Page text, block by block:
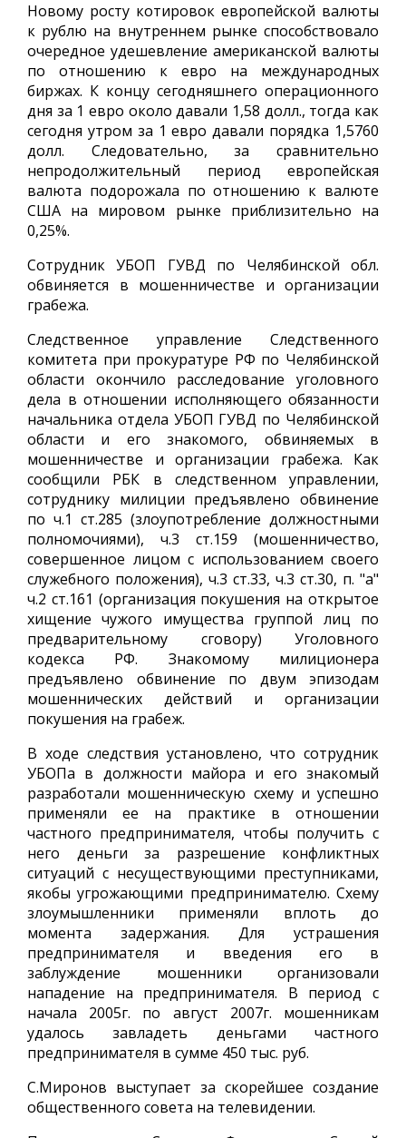
Новому росту котировок европейской валюты
к рублю на внутреннем рынке способствовало
очередное удешевление американской валюты
по отношению к евро на международных
биржах. К концу сегодняшнего операционного
дня за 1 евро около давали 1,58 долл., тогда как
сегодня утром за 1 евро давали порядка 1,5760
долл. Следовательно, за сравнительно
непродолжительный период европейская
валюта подорожала по отношению к валюте
США на мировом рынке приблизительно на
0,25%.
Сотрудник УБОП ГУВД по Челябинской обл.
обвиняется в мошенничестве и организации
грабежа.
Следственное управление Следственного
комитета при прокуратуре РФ по Челябинской
области окончило расследование уголовного
дела в отношении исполняющего обязанности
начальника отдела УБОП ГУВД по Челябинской
области и его знакомого, обвиняемых в
мошенничестве и организации грабежа. Как
сообщили РБК в следственном управлении,
сотруднику милиции предъявлено обвинение
по ч.1 ст.285 (злоупотребление должностными
полномочиями), ч.3 ст.159 (мошенничество,
совершенное лицом с использованием своего
служебного положения), ч.3 ст.33, ч.3 ст.30, п. "а"
ч.2 ст.161 (организация покушения на открытое
хищение чужого имущества группой лиц по
предварительному сговору) Уголовного
кодекса РФ. Знакомому милиционера
предъявлено обвинение по двум эпизодам
мошеннических действий и организации
покушения на грабеж.
В ходе следствия установлено, что сотрудник
УБОПа в должности майора и его знакомый
разработали мошенническую схему и успешно
применяли ее на практике в отношении
частного предпринимателя, чтобы получить с
него деньги за разрешение конфликтных
ситуаций с несуществующими преступниками,
якобы угрожающими предпринимателю. Схему
злоумышленники применяли вплоть до
момента задержания. Для устрашения
предпринимателя и введения его в
заблуждение мошенники организовали
нападение на предпринимателя. В период с
начала 2005г. по август 2007г. мошенникам
удалось завладеть деньгами частного
предпринимателя в сумме 450 тыс. руб.
С.Миронов выступает за скорейшее создание
общественного совета на телевидении.